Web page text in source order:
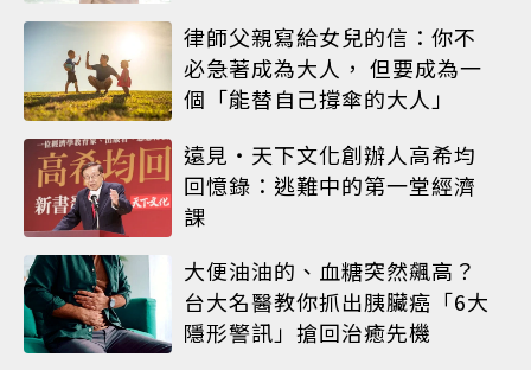
律師父親寫給女兒的信：你不
必急著成為大人， 但要成為一
個「能替自己撐傘的大人」
遠見‧天下文化創辦人高希均
回憶錄：逃難中的第一堂經濟
課
大便油油的、血糖突然飆高？
台大名醫教你抓出胰臟癌「6大
隱形警訊」搶回治癒先機